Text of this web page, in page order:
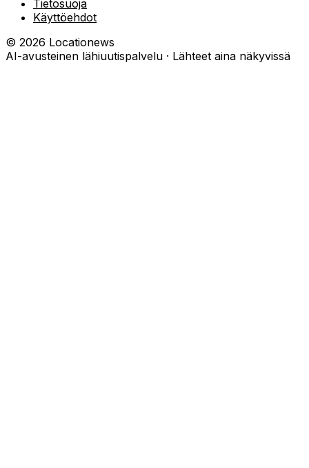
Tietosuoja
Käyttöehdot
© 2026 Locationews
AI-avusteinen lähiuutispalvelu · Lähteet aina näkyvissä